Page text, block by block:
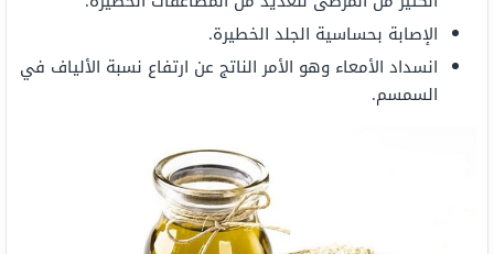
الإصابة بحساسية الجلد الخطيرة.
انسداد الأمعاء وهو الأمر الناتج عن ارتفاع نسبة الألياف في
السمسم.